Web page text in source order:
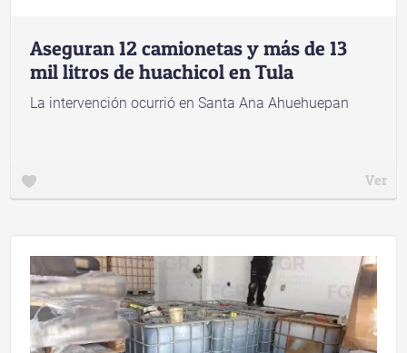
Aseguran 12 camionetas y más de 13
mil litros de huachicol en Tula
La intervención ocurrió en Santa Ana Ahuehuepan
Ver